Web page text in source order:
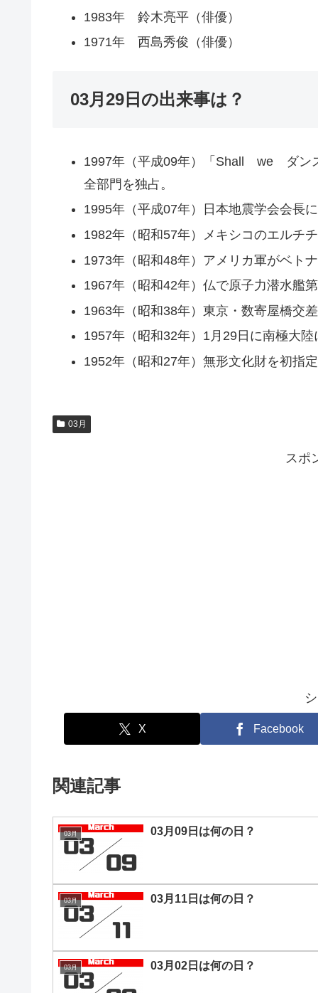
1983年 鈴木亮平（俳優）
1971年 西島秀俊（俳優）
03月29日の出来事は？
1997年（平成09年）「Shall we ダン
全部門を独占。
1995年（平成07年）日本地震学会会長
1982年（昭和57年）メキシコのエルチ
1973年（昭和48年）アメリカ軍がベト
1967年（昭和42年）仏で原子力潜水艦第
1963年（昭和38年）東京・数寄屋橋交
1957年（昭和32年）1月29日に南極大
1952年（昭和27年）無形文化財を初指定
03月
スポ
X Facebook
関連記事
03月 03月09日は何の日？
03月 03月11日は何の日？
03月 03月02日は何の日？